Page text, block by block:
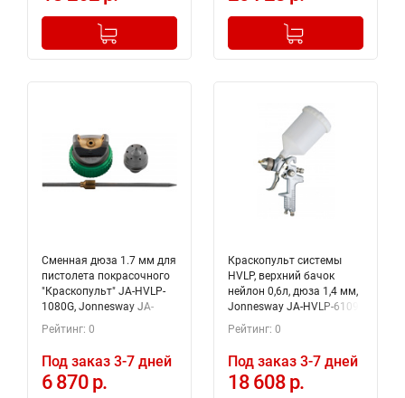
+
Добавлено в корзину +
Добавлено в корзину
Сменная дюза 1.7 мм для
пистолета покрасочного
"Краскопульт" JA-HVLP-
1080G, Jonnesway JA-
HVLP-1080GN17 (47609)
Рейтинг: 0
Под заказ 3-7 дней
6 870 р.
Краскопульт системы
HVLP, верхний бачок
нейлон 0,6л, дюза 1,4 мм,
Jonnesway JA-HVLP-6109
Рейтинг: 0
Под заказ 3-7 дней
18 608 р.